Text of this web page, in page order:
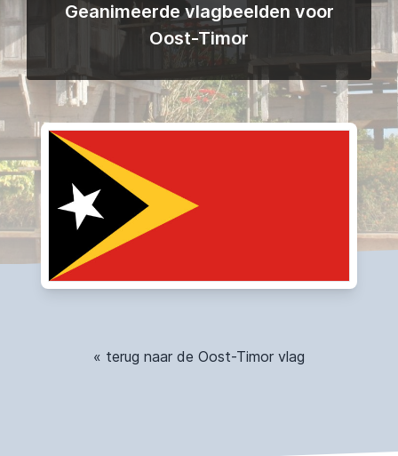
Geanimeerde vlagbeelden voor
Oost-Timor
« terug naar de Oost-Timor vlag